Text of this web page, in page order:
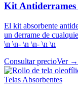
Kit
El kit absorbente
un derrame de
\n \n- \n \n- \n \n
Consultar precioVer →
Telas Absorbentes